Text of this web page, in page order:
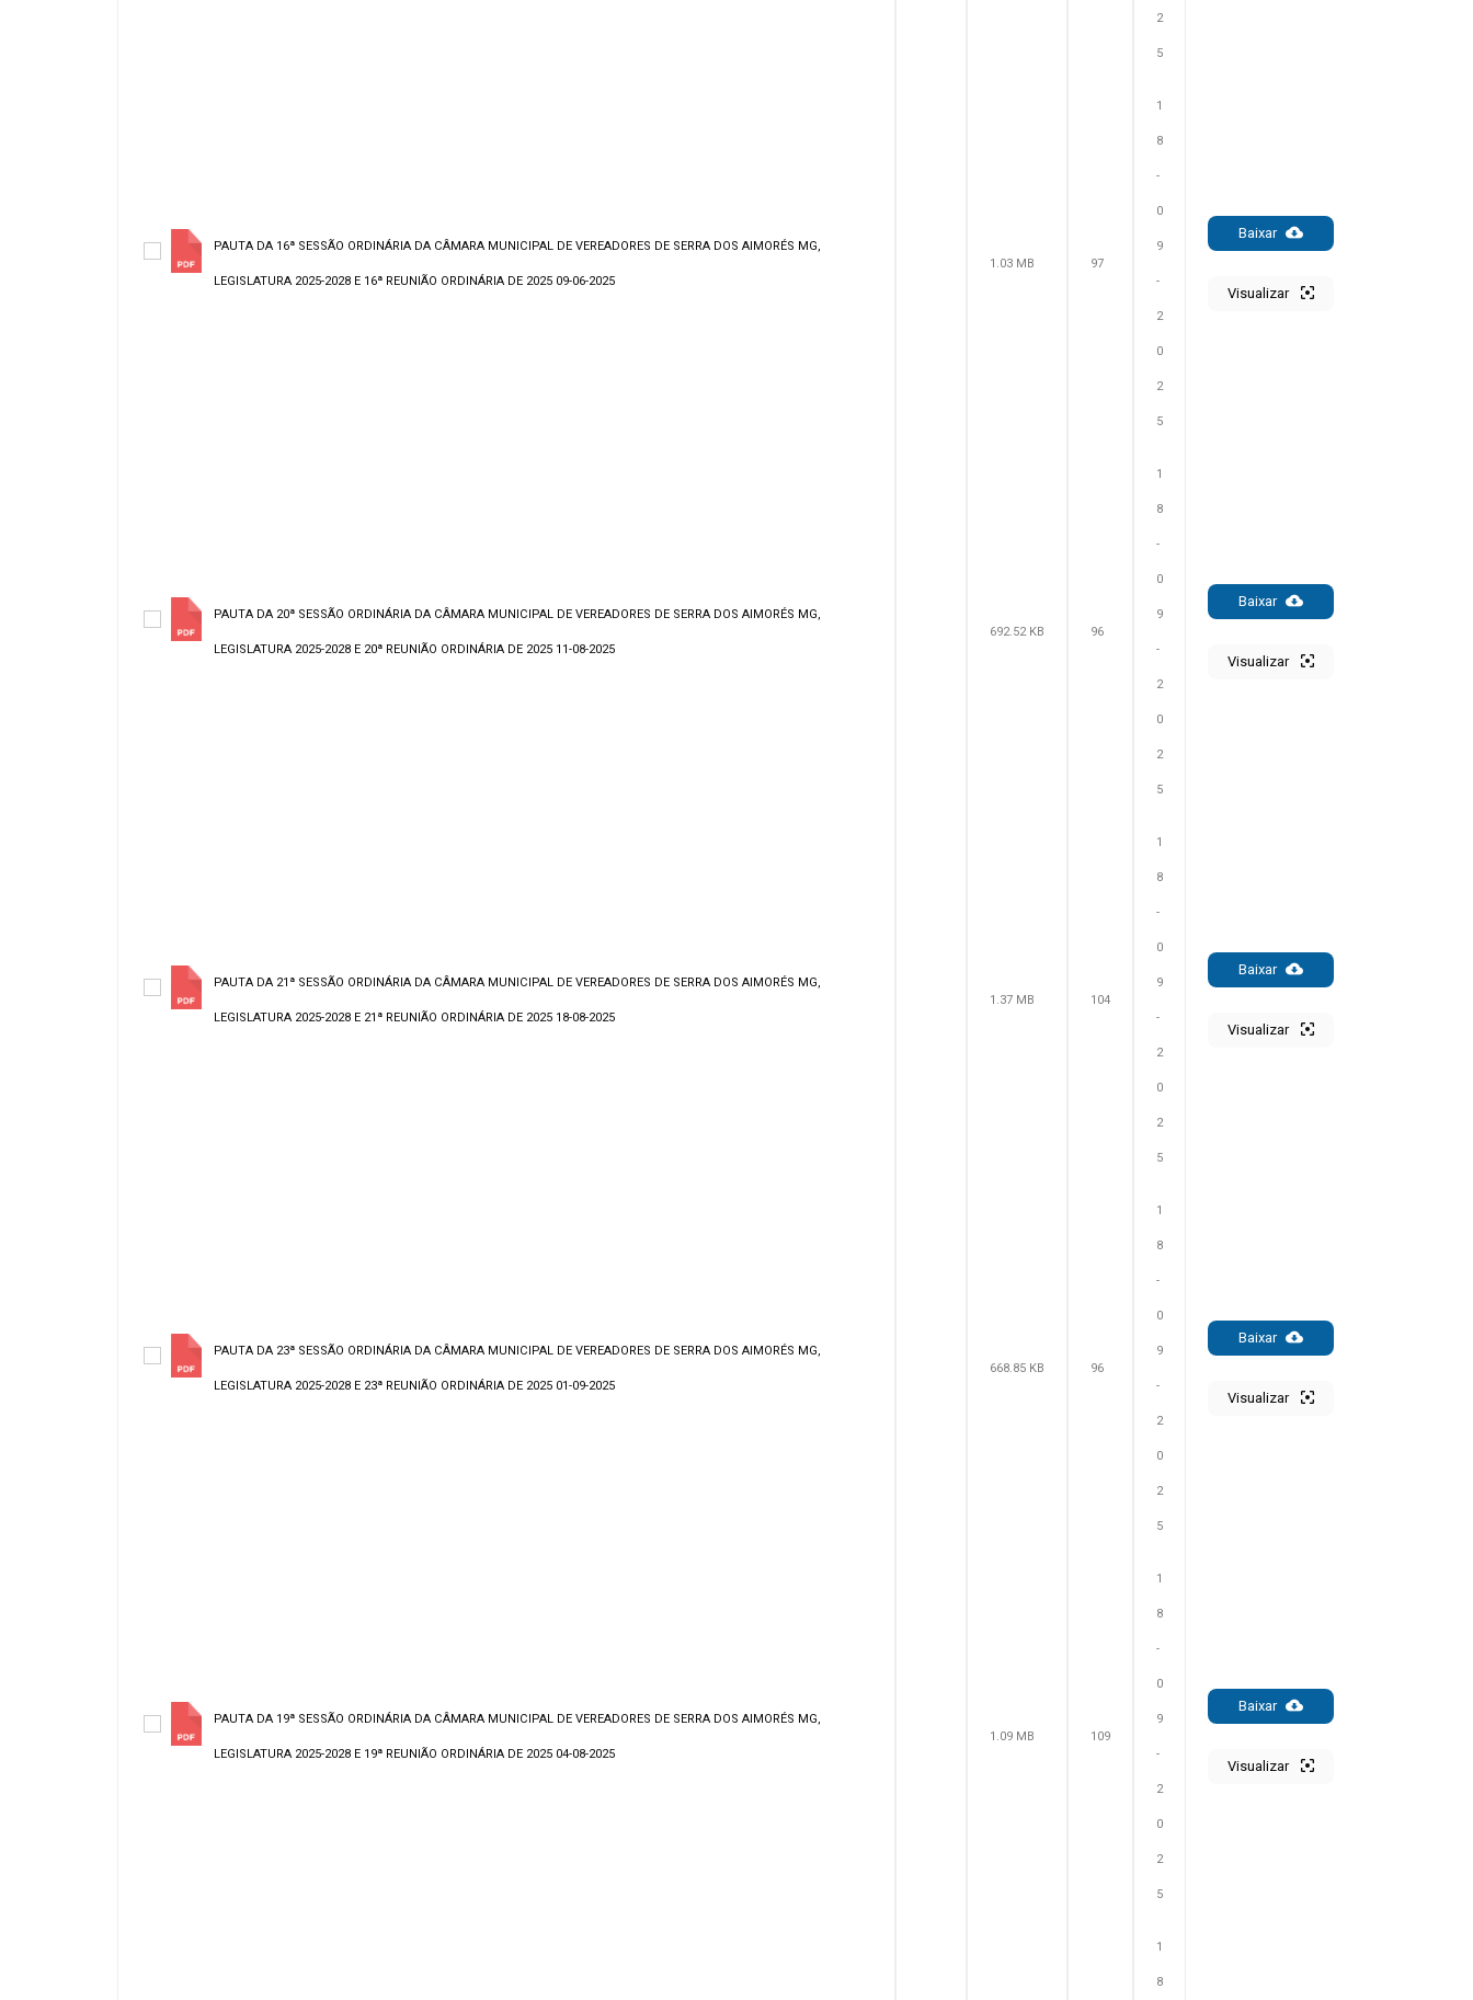
2
5
PAUTA DA 16ª SESSÃO ORDINÁRIA DA CÂMARA MUNICIPAL DE VEREADORES DE SERRA DOS AIMORÉS MG,
LEGISLATURA 2025-2028 E 16ª REUNIÃO ORDINÁRIA DE 2025 09-06-2025
1.03 MB 97
1
8
-
0
9
-
2
0
2
5
Baixar
Visualizar
PAUTA DA 20ª SESSÃO ORDINÁRIA DA CÂMARA MUNICIPAL DE VEREADORES DE SERRA DOS AIMORÉS MG,
LEGISLATURA 2025-2028 E 20ª REUNIÃO ORDINÁRIA DE 2025 11-08-2025
692.52 KB 96
1
8
-
0
9
-
2
0
2
5
Baixar
Visualizar
PAUTA DA 21ª SESSÃO ORDINÁRIA DA CÂMARA MUNICIPAL DE VEREADORES DE SERRA DOS AIMORÉS MG,
LEGISLATURA 2025-2028 E 21ª REUNIÃO ORDINÁRIA DE 2025 18-08-2025
1.37 MB 104
1
8
-
0
9
-
2
0
2
5
Baixar
Visualizar
PAUTA DA 23ª SESSÃO ORDINÁRIA DA CÂMARA MUNICIPAL DE VEREADORES DE SERRA DOS AIMORÉS MG,
LEGISLATURA 2025-2028 E 23ª REUNIÃO ORDINÁRIA DE 2025 01-09-2025
668.85 KB 96
1
8
-
0
9
-
2
0
2
5
Baixar
Visualizar
PAUTA DA 19ª SESSÃO ORDINÁRIA DA CÂMARA MUNICIPAL DE VEREADORES DE SERRA DOS AIMORÉS MG,
LEGISLATURA 2025-2028 E 19ª REUNIÃO ORDINÁRIA DE 2025 04-08-2025
1.09 MB 109
1
8
-
0
9
-
2
0
2
5
Baixar
Visualizar
1
8